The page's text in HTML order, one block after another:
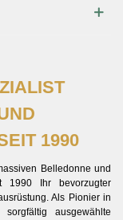
1990
Belledonne und
1990 Ihr bevorzugter
Als Pionier in
ausgewählte